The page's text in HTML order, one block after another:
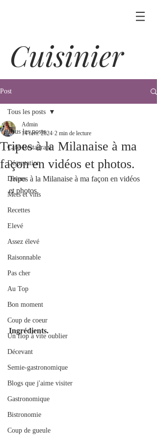
Cuisinier
Post
Tous les posts
Café-Restaurant
Dégustation
Divers
Mets et vins
Recettes
Elevé
Assez élevé
Raisonnable
Pas cher
Au Top
Bon moment
Coup de coeur
Un flop à vite oublier
Décevant
Semie-gastronomique
Blogs que j'aime visiter
Gastronomique
Bistronomie
Coup de gueule
Tous les posts
Tripes à la Milanaise à ma
façon en vidéos et photos.
Admin
14 févr. 2024 2 min de lecture
Tripes à la Milanaise à ma façon en vidéos
et photos.
Ingrédients.